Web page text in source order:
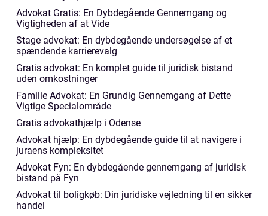
Advokat Gratis: En Dybdegående Gennemgang og
Vigtigheden af at Vide
Stage advokat: En dybdegående undersøgelse af et
spændende karrierevalg
Gratis advokat: En komplet guide til juridisk bistand
uden omkostninger
Familie Advokat: En Grundig Gennemgang af Dette
Vigtige Specialområde
Gratis advokathjælp i Odense
Advokat hjælp: En dybdegående guide til at navigere i
juraens kompleksitet
Advokat Fyn: En dybdegående gennemgang af juridisk
bistand på Fyn
Advokat til boligkøb: Din juridiske vejledning til en sikker
handel